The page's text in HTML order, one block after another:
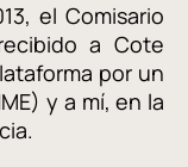
el Comisario
a Cote
por un
y a mí, en la